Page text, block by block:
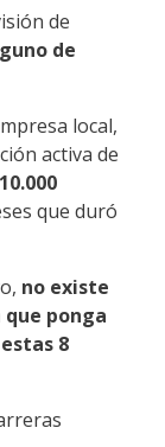
de
de
local,
activa de
10.000
que duró
no existe
ponga
8